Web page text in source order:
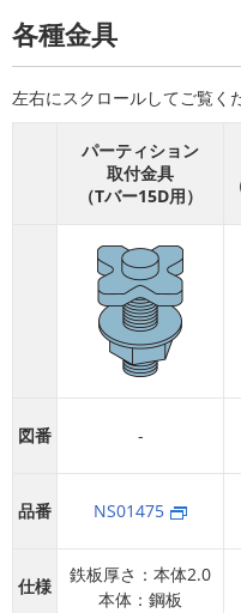
各種金具
パーティション
取付金具
（Tバー15D用）
図番 -
品番 NS01475
仕様
鉄板厚さ：本体2.0
本体：鋼板